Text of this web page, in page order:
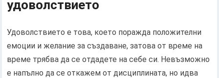
удоволствието
Удоволствието е това, което поражда положителни
емоции и желание за създаване, затова от време на
време трябва да се отдадете на себе си. Невъзможно
е напълно да се откажем от дисциплината, но идва